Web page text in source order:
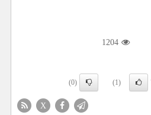
1204
(1)
(0)
X